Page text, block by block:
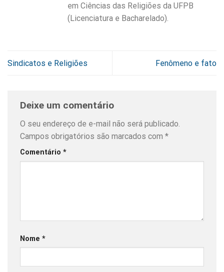
em Ciências das Religiões da UFPB
(Licenciatura e Bacharelado).
Sindicatos e Religiões Fenômeno e fato
Deixe um comentário
O seu endereço de e-mail não será publicado.
Campos obrigatórios são marcados com *
Comentário *
Nome *